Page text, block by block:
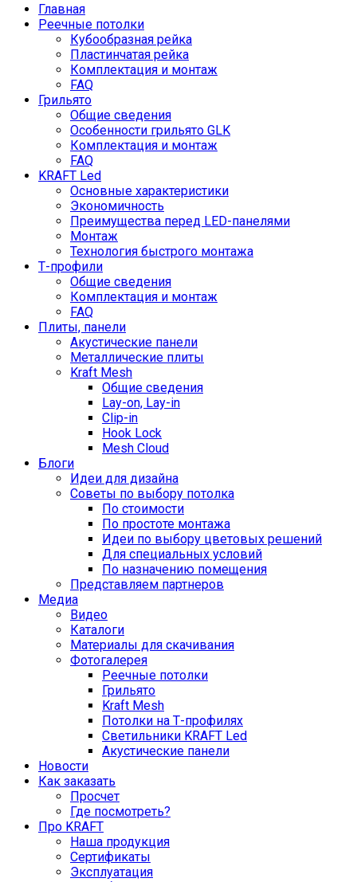
Главная
Реечные потолки
Кубообразная рейка
Пластинчатая рейка
Комплектация и монтаж
FAQ
Грильято
Общие сведения
Особенности грильято GLK
Комплектация и монтаж
FAQ
KRAFT Led
Основные характеристики
Экономичность
Преимущества перед LED-панелями
Монтаж
Технология быстрого монтажа
Т-профили
Общие сведения
Комплектация и монтаж
FAQ
Плиты, панели
Акустические панели
Металлические плиты
Kraft Mesh
Общие сведения
Lay-on, Lay-in
Clip-in
Hook Lock
Mesh Cloud
Блоги
Идеи для дизайна
Советы по выбору потолка
По стоимости
По простоте монтажа
Идеи по выбору цветовых решений
Для специальных условий
По назначению помещения
Представляем партнеров
Медиа
Видео
Каталоги
Материалы для скачивания
Фотогалерея
Реечные потолки
Грильято
Kraft Mesh
Потолки на Т-профилях
Свeтильники KRAFT Led
Акустические панели
Новости
Как заказать
Просчет
Где посмотреть?
Про KRAFT
Наша продукция
Сертификаты
Эксплуатация